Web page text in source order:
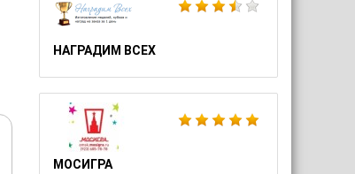
НАГРАДИМ ВСЕХ
МОСИГРА